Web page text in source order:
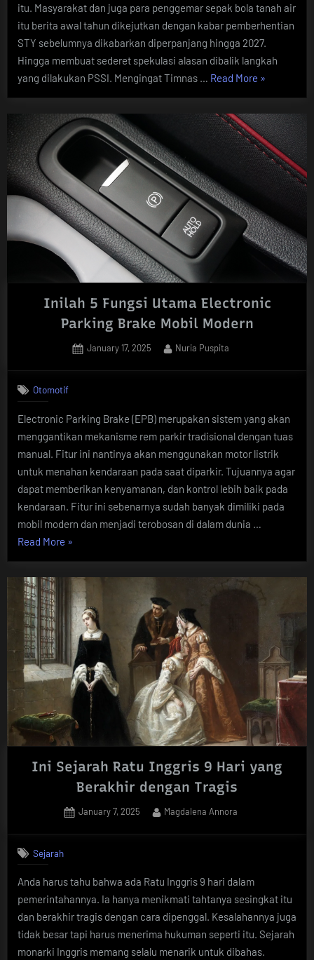
itu. Masyarakat dan juga para penggemar sepak bola tanah air
itu berita awal tahun dikejutkan dengan kabar pemberhentian
STY sebelumnya dikabarkan diperpanjang hingga 2027.
Hingga membuat sederet spekulasi alasan dibalik langkah
yang dilakukan PSSI. Mengingat Timnas … Read More “Mengenal
Kluivert
Pelatih
Timnas
yang
Gantikan
»
Inilah 5 Fungsi Utama Electronic
Parking Brake Mobil Modern
Posted
January 17, 2025 By
Nuria Puspita
Otomotif
Electronic Parking Brake (EPB) merupakan sistem yang akan
menggantikan mekanisme rem parkir tradisional dengan tuas
manual. Fitur ini nantinya akan menggunakan motor listrik
untuk menahan kendaraan pada saat diparkir. Tujuannya agar
dapat memberikan kenyamanan, dan kontrol lebih baik pada
kendaraan. Fitur ini sebenarnya sudah banyak dimiliki pada
mobil modern dan menjadi terobosan di dalam dunia …
Read More “Inilah
Fungsi
Utama
Electronic
Parking
Brake
Mobil
Modern”
»
Ini Sejarah Ratu Inggris 9 Hari yang
Berakhir dengan Tragis
Posted
January 7, 2025 By
Magdalena Annora
Sejarah
Anda harus tahu bahwa ada Ratu Inggris 9 hari dalam
pemerintahannya. Ia hanya menikmati tahtanya sesingkat itu
dan berakhir tragis dengan cara dipenggal. Kesalahannya juga
tidak besar tapi harus menerima hukuman seperti itu. Sejarah
monarki Inggris memang selalu menarik untuk dibahas.